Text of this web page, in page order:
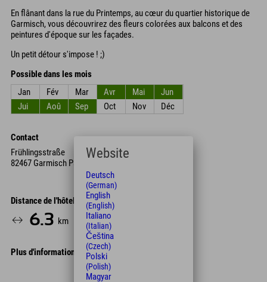
En flânant dans la rue du Printemps, au cœur du quartier historique de
Garmisch, vous découvrirez des fleurs colorées aux balcons et des
peintures d'époque sur les façades.
Un petit détour s'impose ! ;)
Possible dans les mois
Jan
Fév Mar Avr Mai
Jun
Jui
Aoû Sep Oct Nov Déc
Contact
Frühlingsstraße
82467 Garmisch Partenkirchen
Distance de l'hôtel
6.3 km 10
Plus d'informations
Website
Deutsch
(German)
English
(English)
Italiano
(Italian)
Čeština
(Czech)
Polski
(Polish)
Magyar